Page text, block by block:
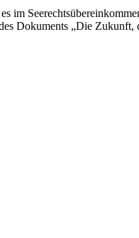
im
Dokuments „Die